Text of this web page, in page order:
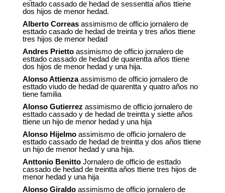
esttado cassado de hedad de sessentta años ttiene
dos hijos de menor hedad.
Alberto Correas assimismo de officio jornalero de
esttado casado de hedad de treinta y tres años ttiene
tres hijos de menor hedad
Andres Prietto assimismo de officio jornalero de
esttado cassado de hedad de quarentta años ttiene
dos hijos de menor hedad y una hija.
Alonso Attienza assimismo de officio jornalero de
esttado viudo de hedad de quarentta y quatro años no
tiene familia
Alonso Gutierrez assimismo de officio jornalero de
esttado cassado y de hedad de treintta y siette años
ttiene un hijo de menor hedad y una hija
Alonso Hijelmo assimismo de officio jornalero de
esttado cassado de hedad de treintta y dos años ttiene
un hijo de menor hedad y una hija.
Anttonio Benitto Jornalero de officio de esttado
cassado de hedad de treintta años ttiene tres hijos de
menor hedad y una hija
Alonso Giraldo assimismo de officio jornalero de